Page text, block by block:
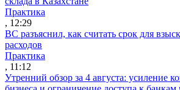
Практика
, 12:29
ВС разъяснил, как считать срок для
расходов
Практика
, 11:12
Утренний обзор за 4 августа: усиление